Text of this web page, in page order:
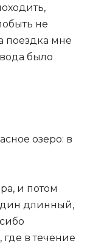
не
поездка мне
было
озеро: в
и потом
длинный,
где в течение